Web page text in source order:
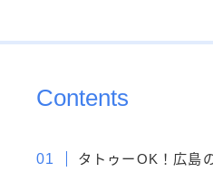
Contents
タトゥーOK！広島